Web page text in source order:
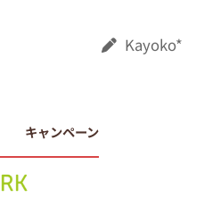
Kayoko*
キャンペーン